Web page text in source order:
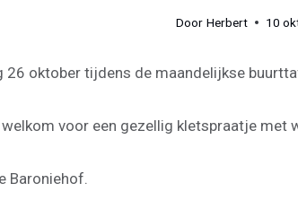
Door Herbert 10
oktober tijdens de maandelijkse
voor een gezellig kletspraatje met
Baroniehof.